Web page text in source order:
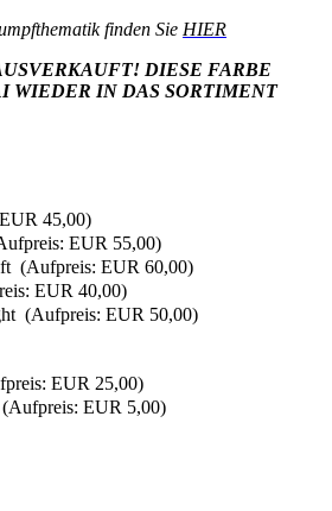
finden Sie HIER
DIESE FARBE
WIEDER IN DAS SORTIMENT
45,00)
EUR 55,00)
(Aufpreis: EUR 60,00)
EUR 40,00)
(Aufpreis: EUR 50,00)
EUR 25,00)
EUR 5,00)